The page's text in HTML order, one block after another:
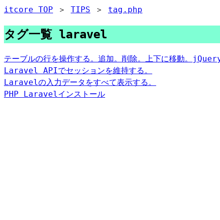
itcore TOP ＞ TIPS ＞ tag.php
タグ一覧 laravel
テーブルの行を操作する。追加。削除。上下に移動。
Laravel APIでセッションを維持する。
Laravelの入力データをすべて表示する。
PHP Laravelインストール